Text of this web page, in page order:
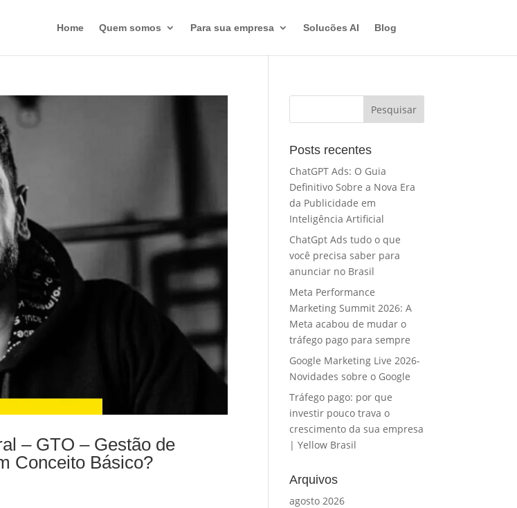
Home Quem somos Para sua empresa Solucões AI Blog
– GTO – Gestão de
Conceito Básico?
Posts recentes
ChatGPT Ads: O Guia
Definitivo Sobre a Nova Era
da Publicidade em
Inteligência Artificial
ChatGpt Ads tudo o que
você precisa saber para
anunciar no Brasil
Meta Performance
Marketing Summit 2026: A
Meta acabou de mudar o
tráfego pago para sempre
Google Marketing Live 2026-
Novidades sobre o Google
Tráfego pago: por que
investir pouco trava o
crescimento da sua empresa
| Yellow Brasil
Arquivos
agosto 2026